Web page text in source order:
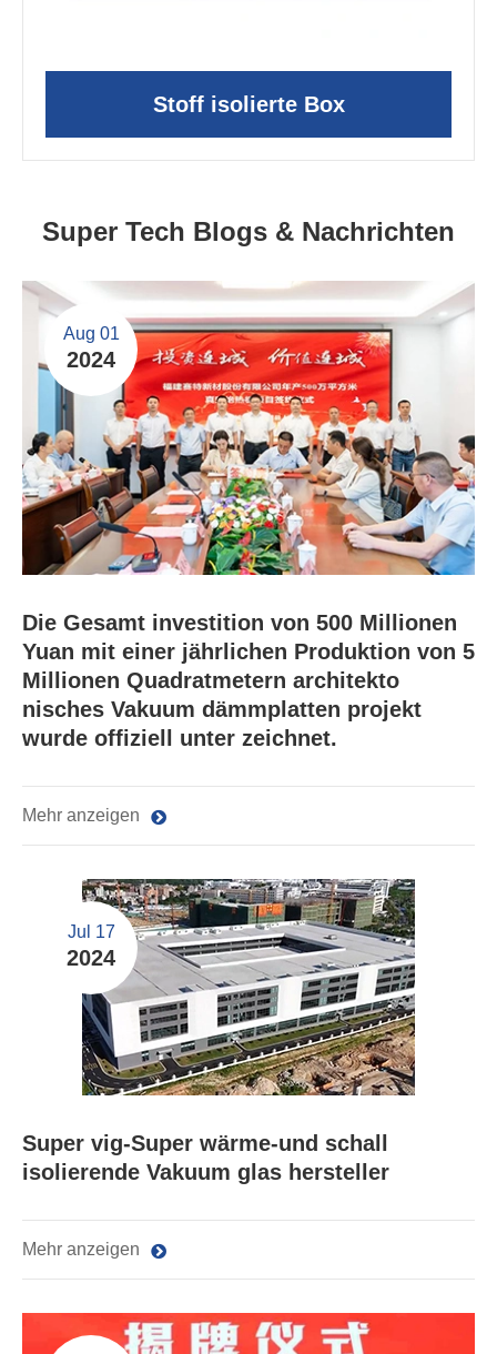
Stoff isolierte Box
Super Tech Blogs & Nachrichten
Aug 01
2024
Die Gesamt investition von 500 Millionen
Yuan mit einer jährlichen Produktion von 5
Millionen Quadratmetern architekto
nisches Vakuum dämmplatten projekt
wurde offiziell unter zeichnet.
Mehr anzeigen
Jul 17
2024
Super vig-Super wärme-und schall
isolierende Vakuum glas hersteller
Mehr anzeigen